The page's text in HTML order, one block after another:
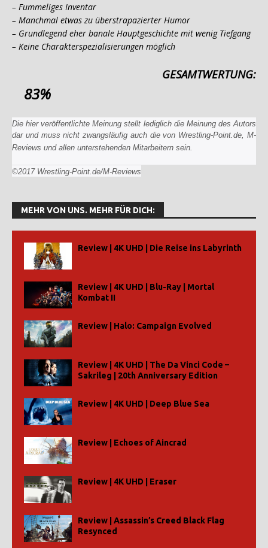
– Fummeliges Inventar
– Manchmal etwas zu überstrapazierter Humor
– Grundlegend eher banale Hauptgeschichte mit wenig Tiefgang
– Keine Charakterspezialisierungen möglich
GESAMTWERTUNG:
83%
Die hier veröffentlichte Meinung stellt lediglich die Meinung des Autors
dar und muss nicht zwangsläufig auch die von Wrestling-Point.de, M-
Reviews und allen unterstehenden Mitarbeitern sein.
©2017 Wrestling-Point.de/M-Reviews
MEHR VON UNS. MEHR FÜR DICH:
Review | 4K UHD | Die Reise ins Labyrinth
Review | 4K UHD | Blu-Ray | Mortal
Kombat II
Review | Halo: Campaign Evolved
Review | 4K UHD | The Da Vinci Code –
Sakrileg | 20th Anniversary Edition
Review | 4K UHD | Deep Blue Sea
Review | Echoes of Aincrad
Review | 4K UHD | Eraser
Review | Assassin’s Creed Black Flag
Resynced